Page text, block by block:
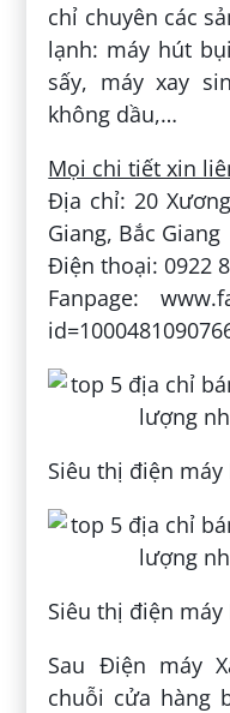
chỉ chuyên các
lạnh: máy hút
sấy, máy xay
không dầu,…
Mọi chi tiết xin
Địa chỉ: 20
Giang, Bắc Giang
Điện thoại: 0922
Fanpage:
Siêu thị điện
Siêu thị điện
Sau Điện máy
chuỗi cửa hàng